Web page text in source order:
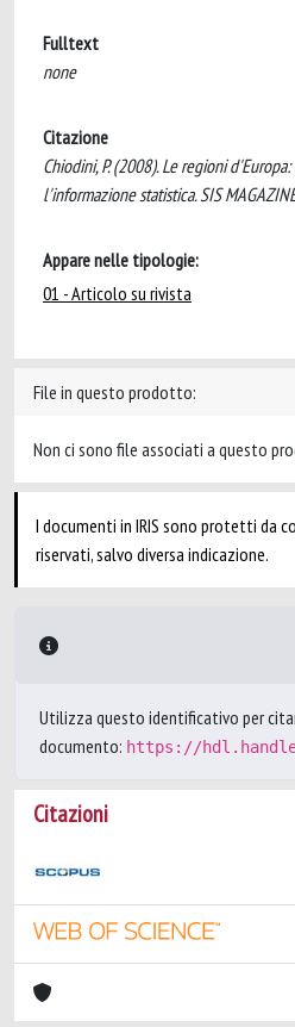
Fulltext
none
Citazione
Chiodini, P. (2008). Le regioni
l'informazione statistica. SIS
Appare nelle tipologie:
01 - Articolo su rivista
File in questo prodotto:
Non ci sono file associati a questo
I documenti in IRIS sono protetti da
riservati, salvo diversa indicazione.
Utilizza questo identificativo per
documento: https://
Citazioni